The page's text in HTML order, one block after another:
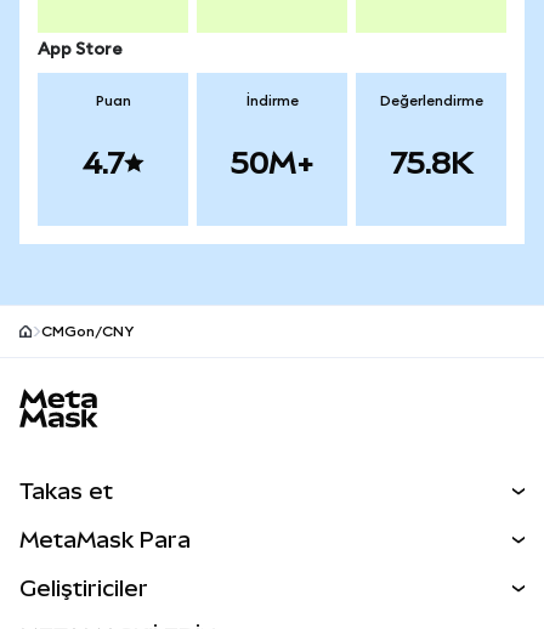
App Store
Puan
4.7
İndirme
50M+
Değerlendirme
75.8K
CMGon/CNY
Takas et
Perps
MetaMask Para
Geliştiriciler